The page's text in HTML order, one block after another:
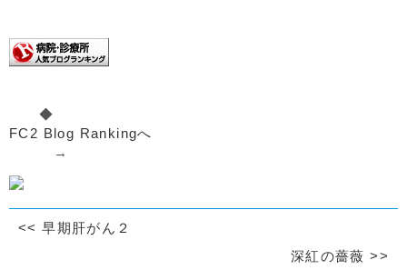
◆
FC2 Blog Rankingへ
→
<< 早期肝がん２
深紅の薔薇>>